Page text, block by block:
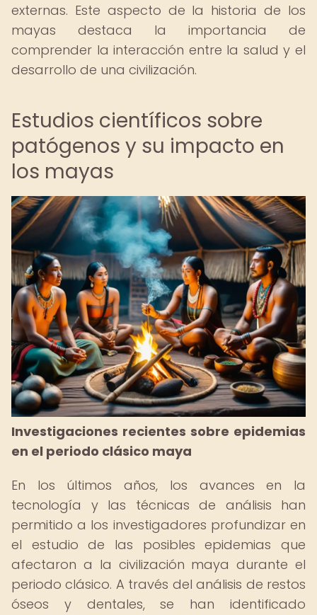
externas. Este aspecto de la historia de los
mayas destaca la importancia de
comprender la interacción entre la salud y el
desarrollo de una civilización.
Estudios científicos sobre
patógenos y su impacto en
los mayas
Investigaciones recientes sobre epidemias
en el periodo clásico maya
En los últimos años, los avances en la
tecnología y las técnicas de análisis han
permitido a los investigadores profundizar en
el estudio de las posibles epidemias que
afectaron a la civilización maya durante el
periodo clásico. A través del análisis de restos
óseos y dentales, se han identificado